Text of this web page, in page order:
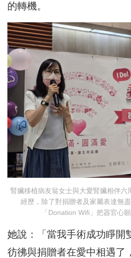
的轉機。
腎臟移植病友翁女士與大愛腎臟相伴六
經歷，除了對捐贈者及家屬表達無
「Donation Wifi」把器官心
她說：「當我手術成功睜開
彷彿與捐贈者在愛中相遇了